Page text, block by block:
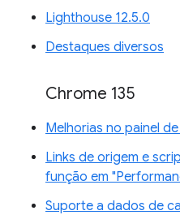
Lighthouse 12.5.0
Destaques diversos
Chrome 135
Melhorias no painel
Links de origem e
função em
Suporte a dados de